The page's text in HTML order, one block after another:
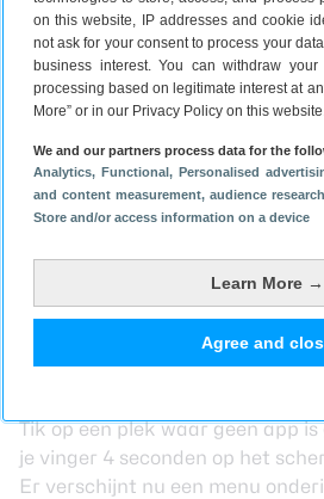
on this website, IP addresses and cookie
not ask for your consent to process your
business interest. You can withdraw
processing based on legitimate interest at
More” or in our Privacy Policy on this
We and our partners process data for the
Analytics, Functional, Personalised
and content measurement, audience
Store and/or access information on a device
Learn More →
Agree and
te passen. Je kan bij de klok-
klok, de achtergrondkleur en
ervan aanpassen. Aanpassen
is hier ook mogelijk.Slimme widgets
Slimme widgets op
zetten
Heb jij een telefoon van
draait? Dan vind je de nieuwe
dat tevoorschijn komt als je het
ingedrukt houdt. Wat vind je
widgets? Laat het ons weten in
artikel.
Tik op een plek waar geen app
je vinger 4 seconden op het
Er verschijnt nu een menu